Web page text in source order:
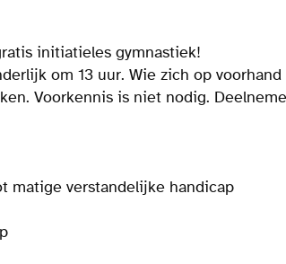
initiatieles gymnastiek!
om 13 uur. Wie zich op
Voorkennis is niet nodig.
matige verstandelijke handicap